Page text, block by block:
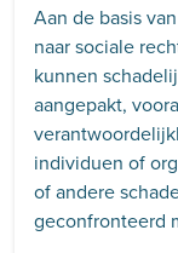
Aan de basis
naar sociale
kunnen
aangepakt,
individuen of
of andere
geconfronteerd